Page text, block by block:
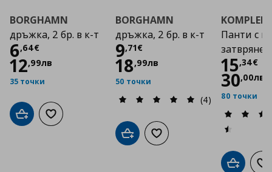
BORGHAMN
дръжка, 2 бр. в к-т
6,64€
Цена
12,99лв
35 точки
Добави в кошницата
Добави към списъка с любими
BORGHAMN
дръжка, 2 бр. в к-т
9,71€
Цена
18,99лв
50 точки
(4)
Добави в кошницата
Добави към списъка с
Панти с
затвряне
15,34€
Цена
30,00лв
80 точки
Добави